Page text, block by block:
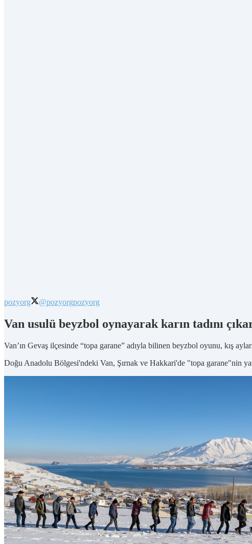
pozyorg @pozyorgpozyorg
Van usulü beyzbol oynayarak karın tadını
Van’ın Gevaş ilçesinde “topa garane” adıyla bilinen beyzbol oyunu, kış
Doğu Anadolu Bölgesi'ndeki Van, Şırnak ve Hakkari'de "topa garane"nin